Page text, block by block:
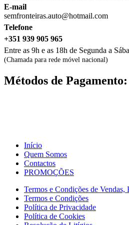
E-mail
semfronteiras.auto@hotmail.com
Telefone
+351 939 905 965
Entre as 9h e as 18h de Segunda a
(Chamada para rede móvel nacional)
Métodos de Pagamento:
Início
Quem Somos
Contactos
PROMOÇÕES
Termos e Condições de
Termos e Condições
Política de Privacidade
Política de Cookies